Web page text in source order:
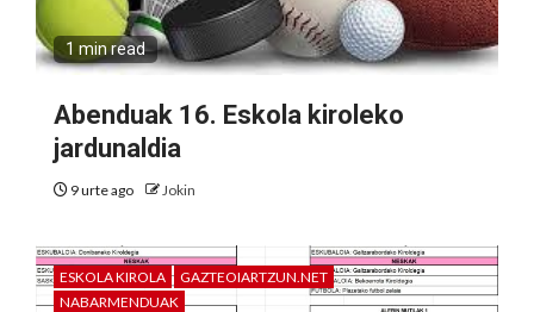
1 min read
Abenduak 16. Eskola kiroleko
jardunaldia
9 urte ago Jokin
ESKOLA KIROLA
GAZTEOIARTZUN.NET
NABARMENDUAK